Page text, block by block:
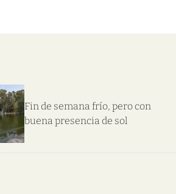
Fin de semana frío, pero con
buena presencia de sol